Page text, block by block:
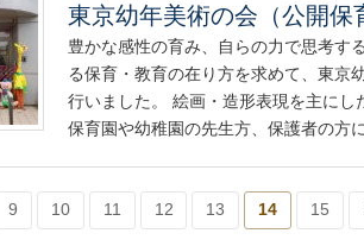
東京幼年美術の会（公開保
豊かな感性の育み、自らの力で思考す
る保育・教育の在り方を求めて、東京
行いました。 絵画・造形表現を主に
保育園や幼稚園の先生方、保護者の方
9 10 11 12 13 14 15